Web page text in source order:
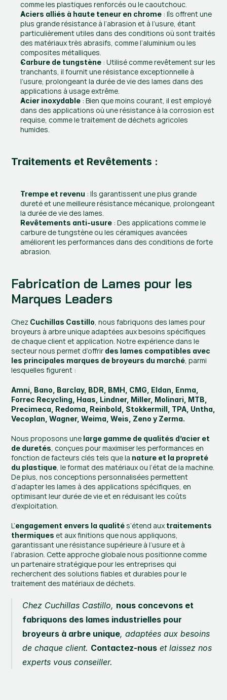
comme les plastiques renforcés ou le caoutchouc.
Aciers alliés à haute teneur en chrome : Ils offrent une
plus grande résistance à l’abrasion et à l’usure, étant
particulièrement utiles dans des conditions où sont traités
des matériaux très abrasifs, comme l’aluminium ou les
composites métalliques.
Carbure de tungstène : Utilisé comme revêtement sur les
tranchants, il fournit une résistance exceptionnelle à
l’usure, prolongeant la durée de vie des lames dans des
applications à usage extrême.
Acier inoxydable : Bien que moins courant, il est employé
dans des applications où une résistance à la corrosion est
requise, comme le traitement de déchets agricoles
humides.
Traitements et Revêtements :
Trempe et revenu : Ils garantissent une plus grande
dureté et une meilleure résistance mécanique, prolongeant
la durée de vie des lames.
Revêtements anti-usure : Des applications comme le
carbure de tungstène ou les céramiques avancées
améliorent les performances dans des conditions de forte
abrasion.
Fabrication de Lames pour les
Marques Leaders
Chez Cuchillas Castillo, nous fabriquons des lames pour
broyeurs à arbre unique adaptées aux besoins spécifiques
de chaque client et application. Notre expérience dans le
secteur nous permet d’offrir des lames compatibles avec
les principales marques de broyeurs du marché, parmi
lesquelles figurent :
Amni, Bano, Barclay, BDR, BMH, CMG, Eldan, Enma,
Forrec Recycling, Haas, Lindner, Miller, Molinari, MTB,
Precimeca, Redoma, Reinbold, Stokkermill, TPA, Untha,
Vecoplan, Wagner, Weima, Weis, Zeno y Zerma.
Nous proposons une large gamme de qualités d’acier et
de duretés, conçues pour maximiser les performances en
fonction de facteurs clés tels que la nature et la propreté
du plastique, le format des matériaux ou l’état de la machine.
De plus, nos conceptions personnalisées permettent
d’adapter les lames à des applications spécifiques, en
optimisant leur durée de vie et en réduisant les coûts
d’exploitation.
L’engagement envers la qualité s’étend aux traitements
thermiques et aux finitions que nous appliquons,
garantissant une résistance supérieure à l’usure et à
l’abrasion. Cette approche globale nous positionne comme
un partenaire stratégique pour les entreprises qui
recherchent des solutions fiables et durables pour le
traitement des matériaux de déchets.
Chez Cuchillas Castillo, nous concevons et
fabriquons des lames industrielles pour
broyeurs à arbre unique, adaptées aux besoins
de chaque client. Contactez-nous et laissez nos
experts vous conseiller.